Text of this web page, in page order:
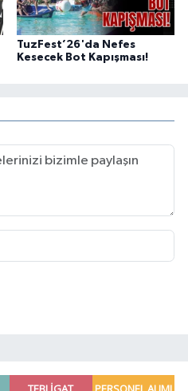
TuzFest’26'da Nefes
Kesecek Bot Kapışması!